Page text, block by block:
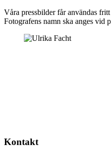
Våra pressbilder får användas
Fotografens namn ska anges vid
Kontakt